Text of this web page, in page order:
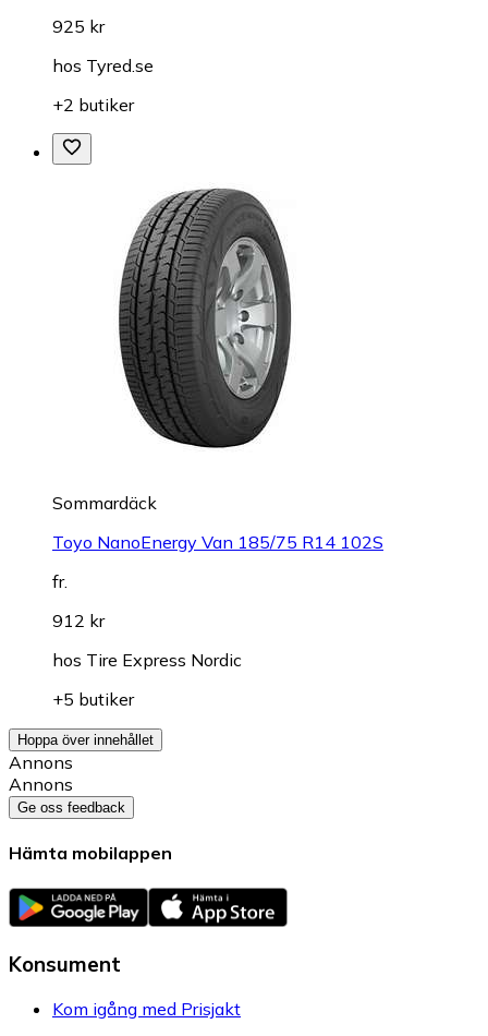
925 kr
hos Tyred.se
+2 butiker
Sommardäck
Toyo NanoEnergy Van 185/75 R14 102S
fr.
912 kr
hos Tire Express Nordic
+5 butiker
Hoppa över innehållet
Annons
Annons
Ge oss feedback
Hämta mobilappen
Konsument
Kom igång med Prisjakt